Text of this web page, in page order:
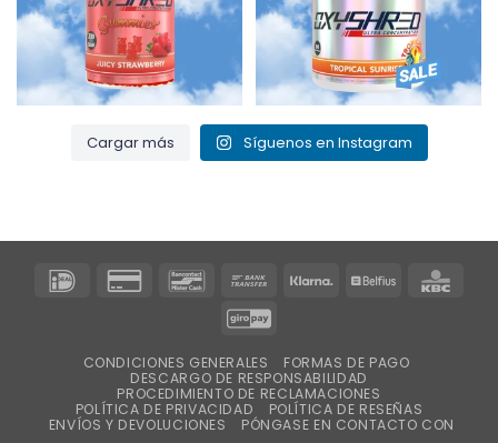
Cargar más Síguenos en Instagram
IDeal
Tarjeta
2
BancontactTransferencia
Klarna Belfius
GiroPay
CONDICIONES GENERALES
FORMAS DE PAGO
DESCARGO DE RESPONSABILIDAD
PROCEDIMIENTO DE RECLAMACIONES
POLÍTICA DE PRIVACIDAD
POLÍTICA DE RESEÑAS
ENVÍOS Y DEVOLUCIONES
PÓNGASE EN CONTACTO CON